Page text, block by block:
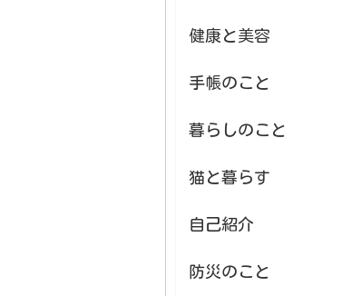
健康と美容
手帳のこと
暮らしのこと
猫と暮らす
自己紹介
防災のこと